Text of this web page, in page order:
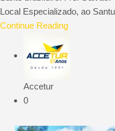
Local Especializado, ao
Continue Reading
Accetur
0